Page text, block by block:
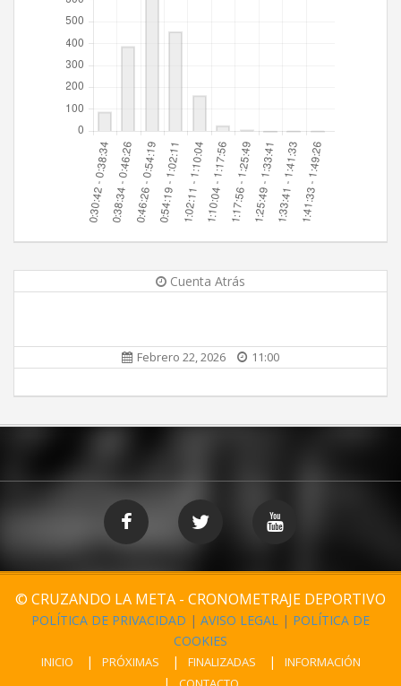
Cuenta Atrás
Febrero 22, 2026 11:00
© CRUZANDO LA META - CRONOMETRAJE DEPORTIVO
POLÍTICA DE PRIVACIDAD | AVISO LEGAL | POLÍTICA DE
COOKIES
INICIO PRÓXIMAS FINALIZADAS
INFORMACIÓN